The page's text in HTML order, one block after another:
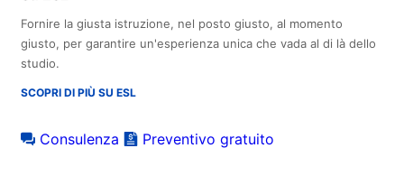
Fornire la giusta istruzione, nel posto giusto, al momento
giusto, per garantire un'esperienza unica che vada al di là dello
studio.
SCOPRI DI PIÙ SU ESL
Consulenza Preventivo gratuito